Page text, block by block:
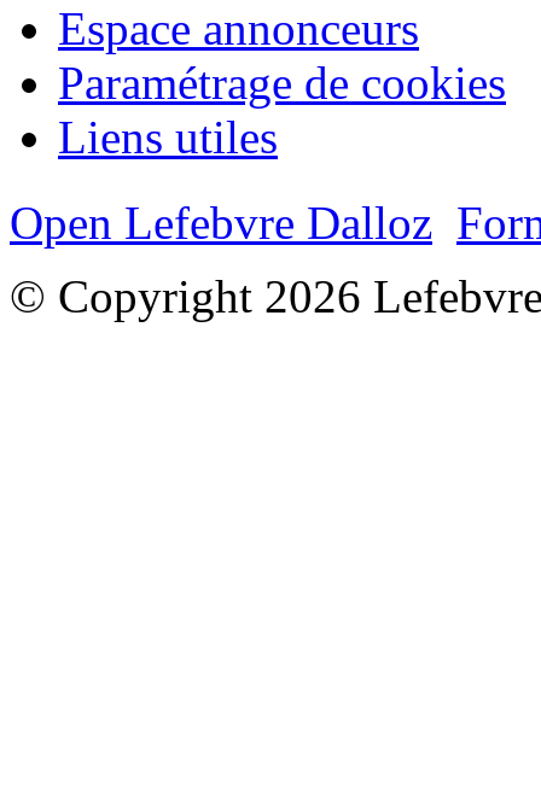
Espace annonceurs
Paramétrage de cookies
Liens utiles
Open Lefebvre Dalloz
© Copyright 2026